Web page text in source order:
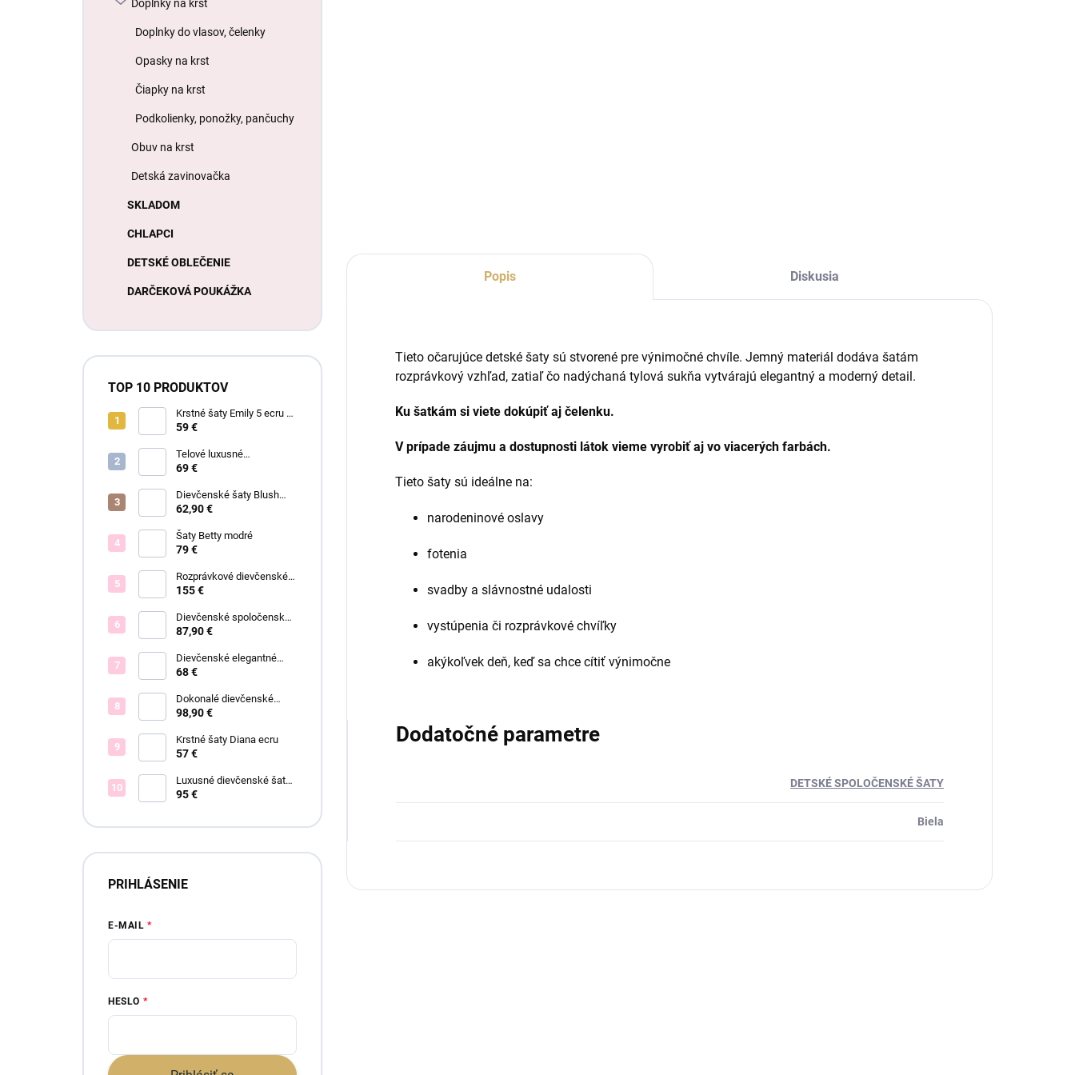
Doplnky na krst
Doplnky do vlasov, čelenky
Opasky na krst
Čiapky na krst
Podkolienky, ponožky, pančuchy
Obuv na krst
Detská zavinovačka
SKLADOM
CHLAPCI
DETSKÉ OBLEČENIE
DARČEKOVÁ POUKÁŽKA
TOP 10 PRODUKTOV
Krstné šaty Emily 5 ecru s
čipkou
59 €
Telové luxusné
dievčenské šaty Eva
69 €
Dievčenské šaty Blush
Grace pink
62,90 €
Šaty Betty modré
79 €
Rozprávkové dievčenské
šaty Fiona
155 €
Dievčenské spoločenské
šaty Eleónora
87,90 €
Dievčenské elegantné
šaty Lisa
68 €
Dokonalé dievčenské
spoločenské šaty Bianca
98,90 €
Krstné šaty Diana ecru
57 €
Luxusné dievčenské šaty
Blush Bloom
95 €
PRIHLÁSENIE
E-MAIL
HESLO
Popis Diskusia
Tieto očarujúce detské šaty sú stvorené pre výnimočné chvíle. Jemný materiál dodáva šatám
rozprávkový vzhľad, zatiaľ čo nadýchaná tylová sukňa vytvárajú elegantný a moderný detail.
Ku šatkám si viete dokúpiť aj čelenku.
V prípade záujmu a dostupnosti látok vieme vyrobiť aj vo viacerých farbách.
Tieto šaty sú ideálne na:
narodeninové oslavy
fotenia
svadby a slávnostné udalosti
vystúpenia či rozprávkové chvíľky
akýkoľvek deň, keď sa chce cítiť výnimočne
Dodatočné parametre
DETSKÉ SPOLOČENSKÉ ŠATY
Biela